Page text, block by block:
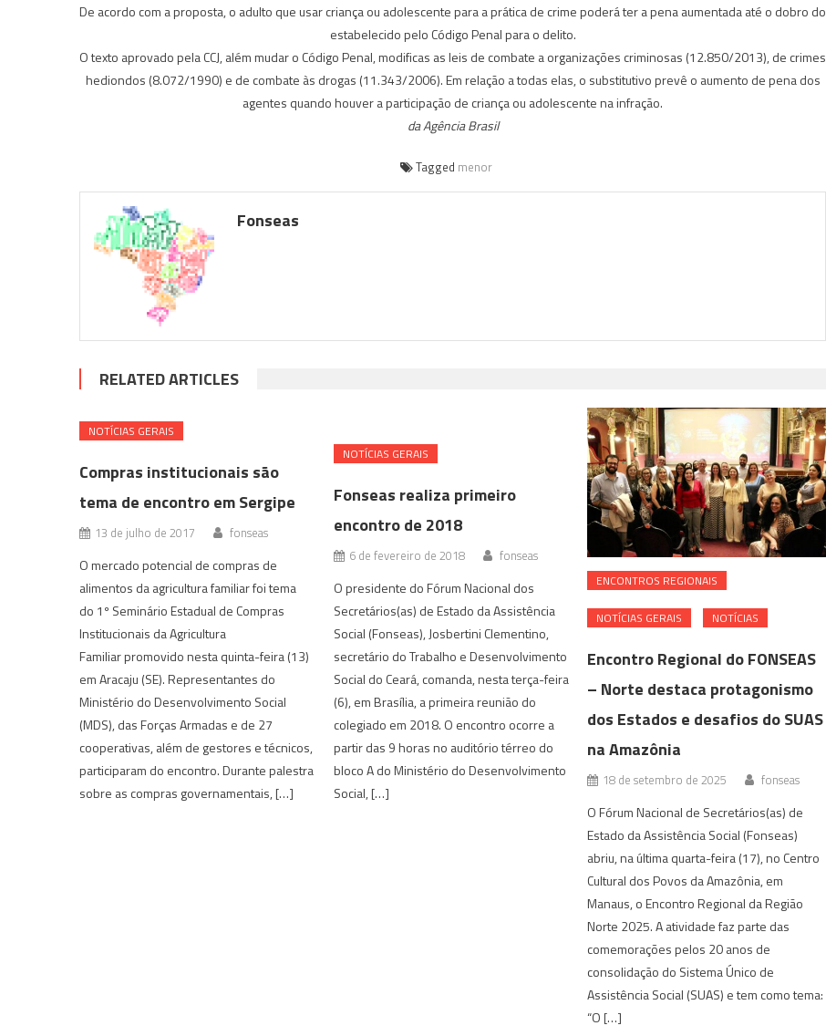
De acordo com a proposta, o adulto que usar criança ou adolescente para a prática de crime poderá ter a pena aumentada até o dobro do
estabelecido pelo Código Penal para o delito.
O texto aprovado pela CCJ, além mudar o Código Penal, modificas as leis de combate a organizações criminosas (12.850/2013), de crimes
hediondos (8.072/1990) e de combate às drogas (11.343/2006). Em relação a todas elas, o substitutivo prevê o aumento de pena dos
agentes quando houver a participação de criança ou adolescente na infração.
da Agência Brasil
Tagged menor
Fonseas
RELATED ARTICLES
NOTÍ­CIAS GERAIS
Compras institucionais são
tema de encontro em Sergipe
13 de julho de 2017 fonseas
O mercado potencial de compras de
alimentos da agricultura familiar foi tema
do 1º Seminário Estadual de Compras
Institucionais da Agricultura
Familiar promovido nesta quinta-feira (13)
em Aracaju (SE). Representantes do
Ministério do Desenvolvimento Social
(MDS), das Forças Armadas e de 27
cooperativas, além de gestores e técnicos,
participaram do encontro. Durante palestra
sobre as compras governamentais, […]
NOTÍ­CIAS GERAIS
Fonseas realiza primeiro
encontro de 2018
6 de fevereiro de 2018 fonseas
O presidente do Fórum Nacional dos
Secretários(as) de Estado da Assistência
Social (Fonseas), Josbertini Clementino,
secretário do Trabalho e Desenvolvimento
Social do Ceará, comanda, nesta terça-feira
(6), em Brasília, a primeira reunião do
colegiado em 2018. O encontro ocorre a
partir das 9 horas no auditório térreo do
bloco A do Ministério do Desenvolvimento
Social, […]
ENCONTROS REGIONAIS
NOTÍ­CIAS GERAIS NOTÍCIAS
Encontro Regional do FONSEAS
– Norte destaca protagonismo
dos Estados e desafios do SUAS
na Amazônia
18 de setembro de 2025 fonseas
O Fórum Nacional de Secretários(as) de
Estado da Assistência Social (Fonseas)
abriu, na última quarta-feira (17), no Centro
Cultural dos Povos da Amazônia, em
Manaus, o Encontro Regional da Região
Norte 2025. A atividade faz parte das
comemorações pelos 20 anos de
consolidação do Sistema Único de
Assistência Social (SUAS) e tem como tema:
“O […]